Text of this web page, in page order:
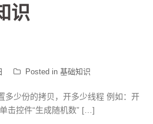
识
Posted in 基础知识
多少份的拷贝，开多少线程 例如：开
击控件“生成随机数” […]